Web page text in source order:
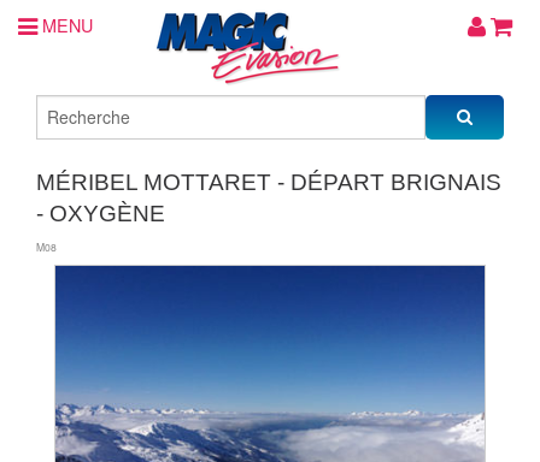
MENU
MÉRIBEL MOTTARET - DÉPART BRIGNAIS
- OXYGÈNE
M08